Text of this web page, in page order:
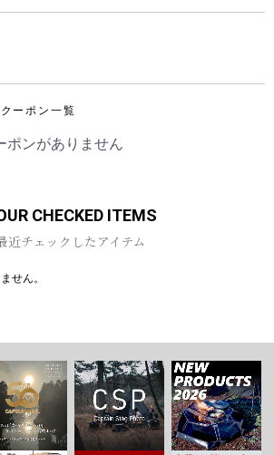
クーポン一覧
ポンがありません
CHECKED ITEMS
近チェックしたアイテム
せん。